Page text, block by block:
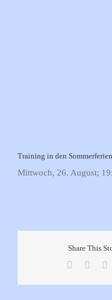
Training in den Sommerferien
Mittwoch, 26. August;
Share This
Facebook